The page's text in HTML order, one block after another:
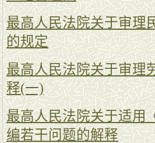
最高人民法院关于审理
的规定
最高人民法院关于审理
释(一)
最高人民法院关于适用
编若干问题的解释